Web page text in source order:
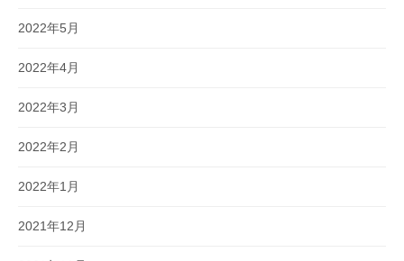
2022年5月
2022年4月
2022年3月
2022年2月
2022年1月
2021年12月